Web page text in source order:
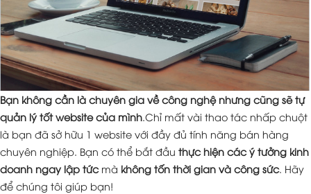
Bạn không cần là chuyên gia về công nghệ nhưng cũng sẽ tự
quản lý tốt website của mình.Chỉ mất vài thao tác nhấp chuột
là bạn đã sở hữu 1 website với đầy đủ tính năng bán hàng
chuyên nghiệp. Bạn có thể bắt đầu thực hiện các ý tưởng kinh
doanh ngay lập tứcmà không tốn thời gian và công sức. Hãy
để chúng tôi giúp bạn!